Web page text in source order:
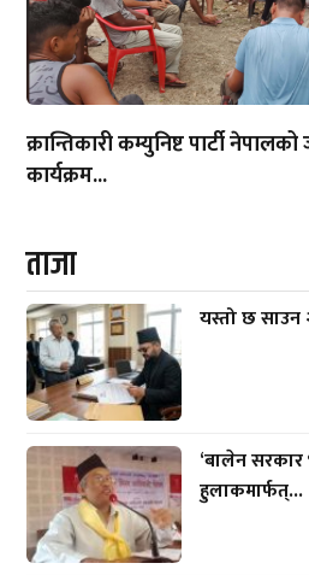
क्रान्तिकारी कम्युनिष्ट पार्टी
कार्यक्रम...
ताजा
यस्तो छ साउन
‘बालेन
हुलाकमार्फत्...